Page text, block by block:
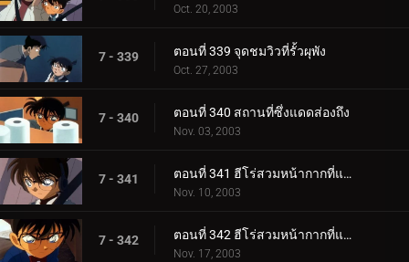
Oct. 20, 2003
7 - 339 ตอนที่ 339 จุดชมวิวที่รั้วผุพัง
Oct. 27, 2003
7 - 340 ตอนที่ 340 สถานที่ซึ่งแดดส่องถึง
Nov. 03, 2003
7 - 341 ตอนที่ 341 ฮีโร่สวมหน้ากากที่แสนโสมม (ตอนแรก)
Nov. 10, 2003
7 - 342 ตอนที่ 342 ฮีโร่สวมหน้ากากที่แสนโสมม (ตอนจบ)
Nov. 17, 2003